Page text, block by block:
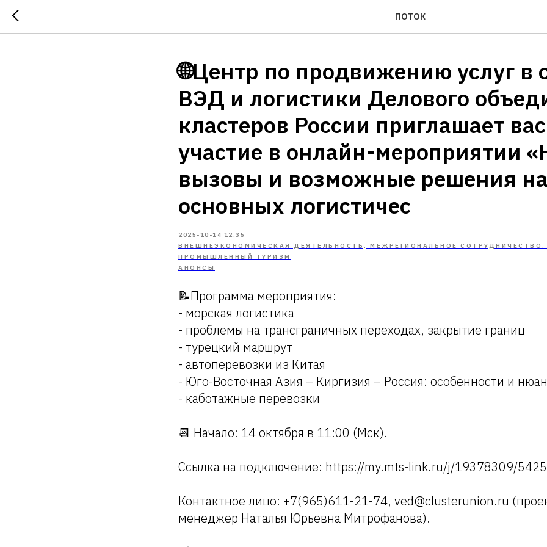
ПОТОК
🌐Центр по продвижению услуг в
ВЭД и логистики Делового
кластеров России приглашает
участие в онлайн-мероприятии
вызовы и возможные решения на
основных логистичес
2025-10-14 12:35
ВНЕШНЕЭКОНОМИЧЕСКАЯ ДЕЯТЕЛЬНОСТЬ, МЕЖРЕГИОНАЛЬНОЕ СОТРУДНИЧЕСТВО.
ПРОМЫШЛЕННЫЙ ТУРИЗМ
АНОНСЫ
📝Программа мероприятия:
- морская логистика
- проблемы на трансграничных переходах, закрытие границ
- турецкий маршрут
- автоперевозки из Китая
- Юго-Восточная Азия – Киргизия – Россия: особенности и
- каботажные перевозки
📆 Начало: 14 октября в 11:00 (Мск).
Ссылка на подключение: https://my.mts-link.ru/j/19378309/
Контактное лицо: +7(965)611-21-74, ved@clusterunion.ru
менеджер Наталья Юрьевна Митрофанова).